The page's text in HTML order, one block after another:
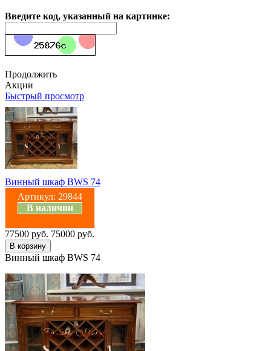
Введите код, указанный на картинке:
Продолжить
Акции
Быстрый просмотр
Винный шкаф BWS 74
Артикул: 29844
В наличии
77500 руб. 75000 руб.
Винный шкаф BWS 74